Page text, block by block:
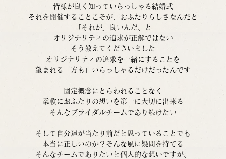
皆様が良く知っていらっしゃる結婚式
それを開催することこそが、おふたりらしさなんだと
「それが」良いんだ、と
オリジナリティの追求が正解ではない
そう教えてくださいました
オリジナリティの追求を一緒にすることを
望まれる「方も」いらっしゃるだけだったんです
固定概念にとらわれることなく
柔軟におふたりの想いを第一に大切に出来る
そんなブライダルチームであり続けたい
そして自分達が当たり前だと思っていることでも
本当に正しいのか？そんな風に疑問を持てる
そんなチームでありたいと個人的な想いですが、